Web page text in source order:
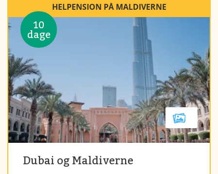
10
dage
HELPENSION PÅ MALDIVERNE
Dubai og Maldiverne